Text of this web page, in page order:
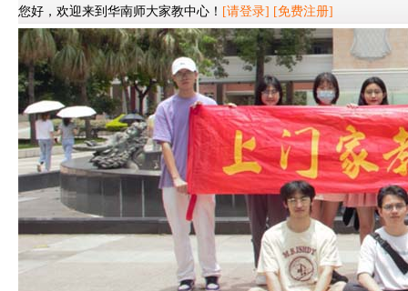
您好，欢迎来到华南师大家教中心！ [请登录] [免费注册]